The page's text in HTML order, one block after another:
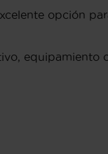
opción
equipamiento